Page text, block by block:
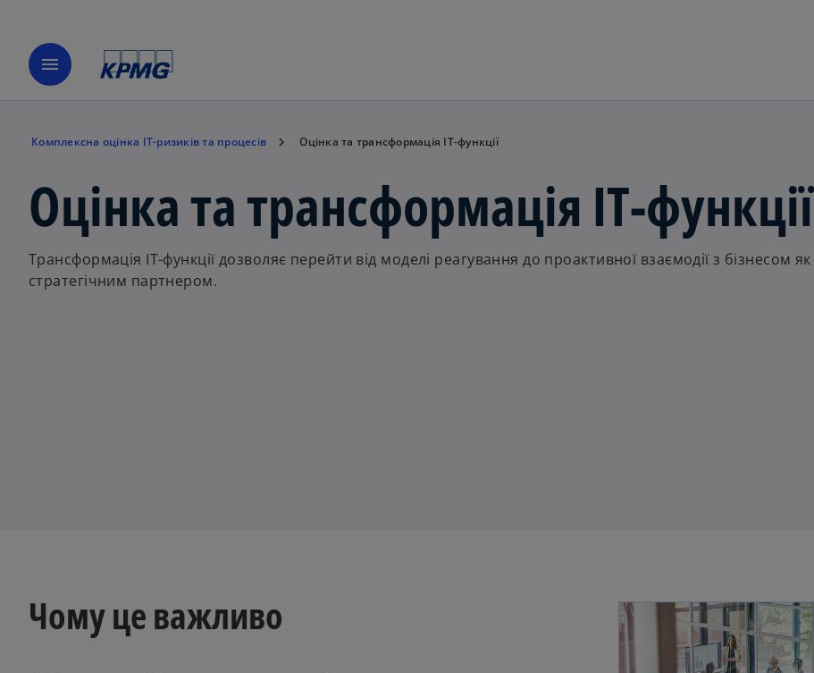
menu
Комплексна оцінка ІТ-ризиків та процесів Оцінка та трансформація ІТ-функції
Оцінка та трансформація ІТ-функції
Трансформація ІТ-функції дозволяє перейти від моделі реагування до проактивної взаємодії з бізнесом як
стратегічним партнером.
Чому це важливо